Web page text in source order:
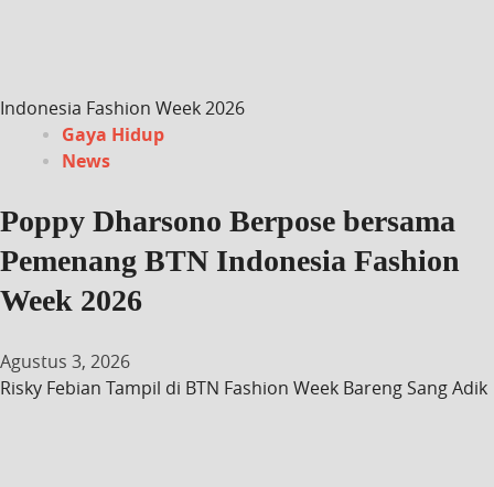
Indonesia Fashion Week 2026
Gaya Hidup
News
Poppy Dharsono Berpose bersama
Pemenang BTN Indonesia Fashion
Week 2026
Agustus 3, 2026
Risky Febian Tampil di BTN Fashion Week Bareng Sang Adik